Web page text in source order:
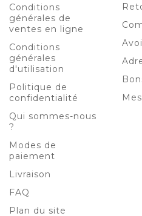
Conditions
générales de
ventes en ligne
Conditions
générales
d'utilisation
Politique de
confidentialité
Qui sommes-nous
?
Modes de
paiement
Livraison
FAQ
Plan du site